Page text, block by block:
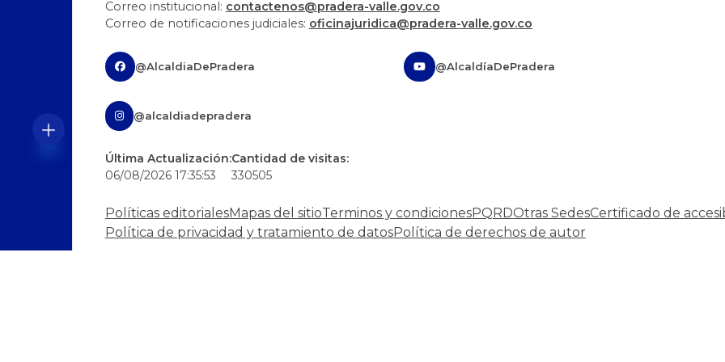
Correo institucional: contactenos@pradera-valle.gov.co
Correo de notificaciones judiciales: oficinajuridica@pradera-valle.gov.co
@AlcaldiaDePradera @AlcaldíaDePradera
@alcaldiadepradera
Última Actualización:
06/08/2026 17:35:53
Cantidad de visitas:
330505
Políticas editorialesMapas del sitioTerminos y condicionesPQRDOtras SedesCertificado de
Política de privacidad y tratamiento de datosPolítica de derechos de autor